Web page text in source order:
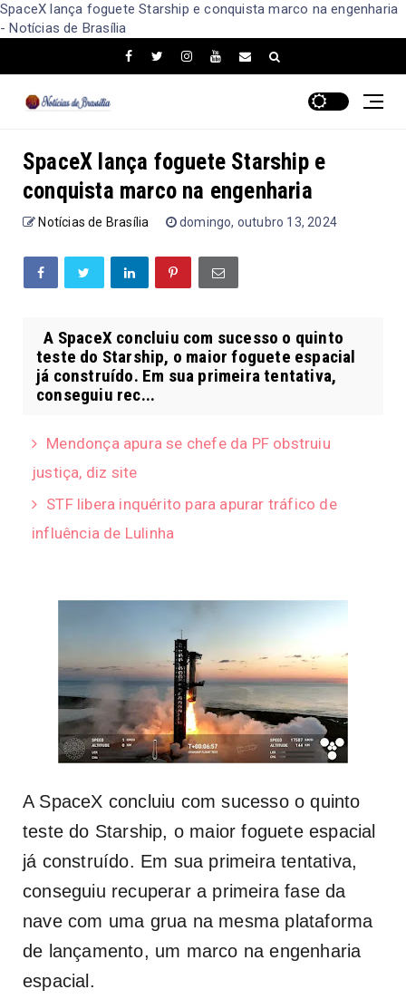
SpaceX lança foguete Starship e conquista marco na engenharia
- Notícias de Brasília
SpaceX lança foguete Starship e
conquista marco na engenharia
Notícias de Brasília domingo, outubro 13, 2024
A SpaceX concluiu com sucesso o quinto
teste do Starship, o maior foguete espacial
já construído. Em sua primeira tentativa,
conseguiu rec...
Mendonça apura se chefe da PF obstruiu
justiça, diz site
STF libera inquérito para apurar tráfico de
influência de Lulinha
A SpaceX concluiu com sucesso o quinto
teste do Starship, o maior foguete espacial
já construído. Em sua primeira tentativa,
conseguiu recuperar a primeira fase da
nave com uma grua na mesma plataforma
de lançamento, um marco na engenharia
espacial.